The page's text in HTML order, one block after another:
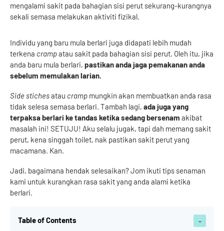
mengalami sakit pada bahagian sisi perut sekurang-kurangnya
sekali semasa melakukan aktiviti fizikal.
Individu yang baru mula berlari juga didapati lebih mudah
terkena crampatau sakit pada bahagian sisi perut. Oleh itu, jika
anda baru mula berlari, pastikan anda jaga pemakanan anda
sebelum memulakan larian.
Side stichesatau cramp mungkin akan membuatkan anda rasa
tidak selesa semasa berlari. Tambah lagi, ada juga yang
terpaksa berlari ke tandas ketika sedang bersenam akibat
masalah ini! SETUJU! Aku selalu jugak, tapi dah memang sakit
perut, kena singgah toilet, nak pastikan sakit perut yang
macamana. Kan.
Jadi, bagaimana hendak selesaikan? Jom ikuti tips senaman
kami untuk kurangkan rasa sakit yang anda alami ketika
berlari.
Table of Contents